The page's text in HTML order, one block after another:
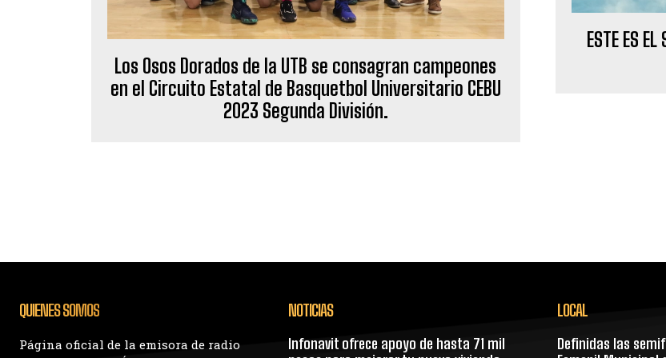
Los Osos Dorados de la UTB se consagran campeones
en el Circuito Estatal de Basquetbol Universitario CEBU
2023 Segunda División.
ESTE ES
QUIENES SOMOS
Página oficial de la emisora de radio
NOTICIAS
Infonavit ofrece apoyo de hasta 71 mil
LOCAL
Definidas las